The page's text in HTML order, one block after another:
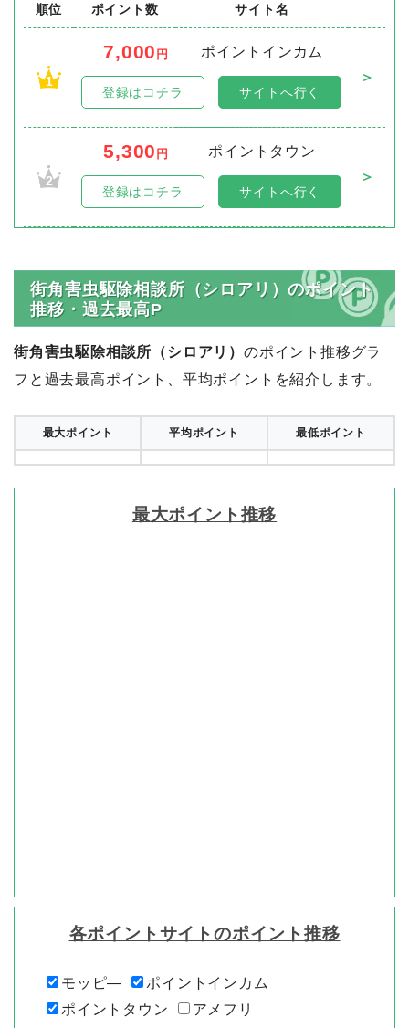
順位 ポイント数 サイト名
1
7,000 円
ポイントインカム
＞
登録はコチラ サイトへ行く
2
5,300 円
ポイントタウン
＞
登録はコチラ サイトへ行く
街角害虫駆除相談所（シロアリ）のポイント
推移・過去最高P
街角害虫駆除相談所（シロアリ） のポイント推移グラ
フと過去最高ポイント、平均ポイントを紹介します。
最大ポイント 平均ポイント 最低ポイント
最大ポイント推移
各ポイントサイトのポイント推移
モッピ―
ポイントインカム
ポイントタウン
アメフリ